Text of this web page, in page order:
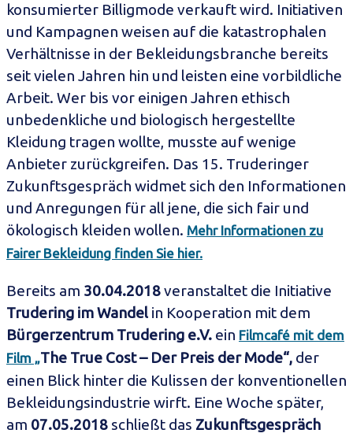
konsumierter Billigmode verkauft wird. Initiativen
und Kampagnen weisen auf die katastrophalen
Verhältnisse in der Bekleidungsbranche bereits
seit vielen Jahren hin und leisten eine vorbildliche
Arbeit. Wer bis vor einigen Jahren ethisch
unbedenkliche und biologisch hergestellte
Kleidung tragen wollte, musste auf wenige
Anbieter zurückgreifen. Das 15. Truderinger
Zukunftsgespräch widmet sich den Informationen
und Anregungen für all jene, die sich fair und
ökologisch kleiden wollen. Mehr Informationen zu
Fairer Bekleidung finden Sie hier.
Bereits am 30.04.2018veranstaltet die Initiative
Trudering im Wandel in Kooperation mit dem
Bürgerzentrum Trudering e.V. ein Filmcafé mit dem
Film „The True Cost – Der Preis der Mode“, der
einen Blick hinter die Kulissen der konventionellen
Bekleidungsindustrie wirft. Eine Woche später,
am 07.05.2018 schließt das Zukunftsgespräch